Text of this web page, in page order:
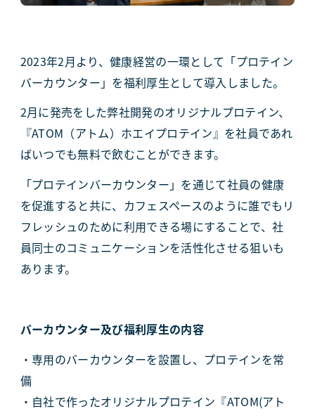
2023年2月より、健康経営の一環として「プロテイン
バーカウンター」を福利厚生として導入しました。
2月に発売をした弊社開発のオリジナルプロテイン、
『ATOM（アトム）ホエイプロテイン』を社員であれ
ばいつでも無料で飲むことができます。
「プロテインバーカウンター」を通じて社員の健康
を促進すると共に、カフェスペースのように誰でもリ
フレッシュのために利用できる場にすることで、社
員同士のコミュニケーションを活性化させる狙いも
あります。
バーカウンター及び福利厚生の内容
・専用のバーカウンターを設置し、プロテインを常
備
・自社で作ったオリジナルプロテイン『ATOM(アト